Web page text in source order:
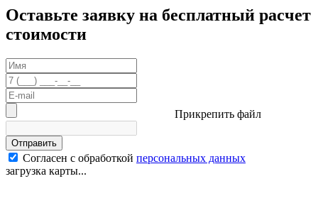
Оставьте заявку на бесплатный расчет
стоимости
Прикрепить файл
Отправить
Согласен с обработкой персональных данных
загрузка карты...